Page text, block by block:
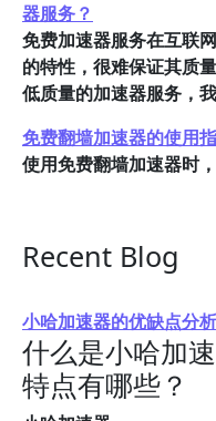
器服务？
免费加速器服务在互联
的特性，很难保证其质
低质量的加速器服务，
免费翻墙加速器的使用
使用免费翻墙加速器时
Recent Blog
小哈加速器的优缺点分
什么是小哈加
特点有哪些？